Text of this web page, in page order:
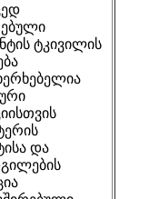
ტკივილის
და